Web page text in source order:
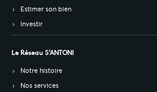
Estimer son bien
Investir
Le Réseau S’ANTONI
Notre histoire
Nos services